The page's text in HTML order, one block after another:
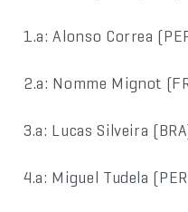
1.a: Alonso Correa
2.a: Nomme Mignot
3.a: Lucas Silveira
4.a: Miguel Tudela